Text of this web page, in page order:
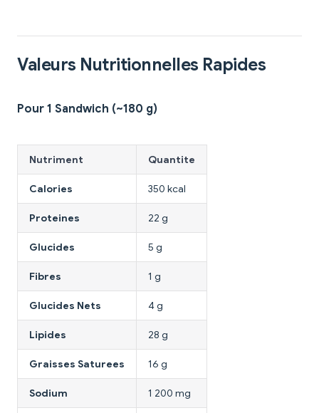
Valeurs Nutritionnelles Rapides
Pour 1 Sandwich (~180 g)
Nutriment Quantite
Calories 350 kcal
Proteines 22 g
Glucides 5 g
Fibres 1 g
Glucides Nets 4 g
Lipides 28 g
Graisses Saturees 16 g
Sodium 1 200 mg